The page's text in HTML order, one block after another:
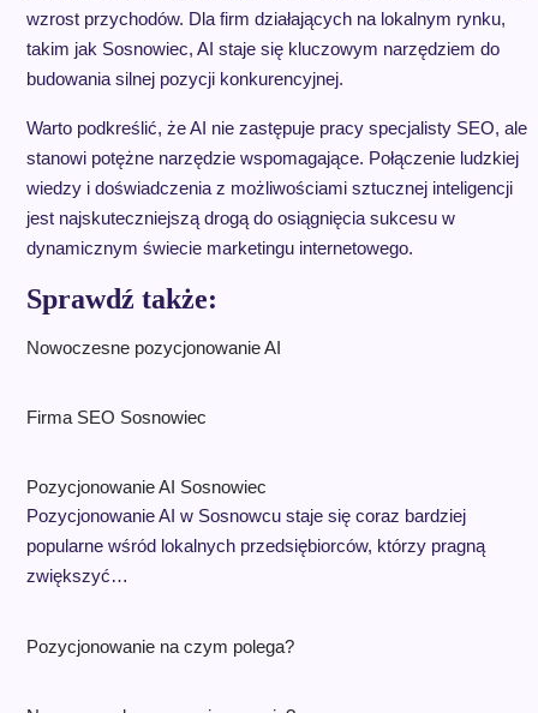
wzrost przychodów. Dla firm działających na lokalnym rynku,
takim jak Sosnowiec, AI staje się kluczowym narzędziem do
budowania silnej pozycji konkurencyjnej.
Warto podkreślić, że AI nie zastępuje pracy specjalisty SEO, ale
stanowi potężne narzędzie wspomagające. Połączenie ludzkiej
wiedzy i doświadczenia z możliwościami sztucznej inteligencji
jest najskuteczniejszą drogą do osiągnięcia sukcesu w
dynamicznym świecie marketingu internetowego.
Sprawdź także:
Nowoczesne pozycjonowanie AI
Firma SEO Sosnowiec
Pozycjonowanie AI Sosnowiec
Pozycjonowanie AI w Sosnowcu staje się coraz bardziej
popularne wśród lokalnych przedsiębiorców, którzy pragną
zwiększyć…
Pozycjonowanie na czym polega?